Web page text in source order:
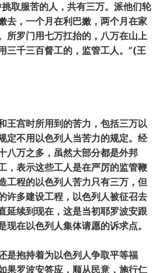
取服苦的人，共有三万。派他们轮
去，一个月在利巴嫩，两个月在家
所罗门用七万扛抬的，八万在山上
三千三百督工的，监管工人。”(王
王宫时所用到的苦力，包括三万以
定不用以色列人当苦力的规定。经
八万之多，虽然大部分都是外邦
，表示这些工人是在严厉的监管鞭
工程的以色列人苦力只有三万，但
许多建设工程，以色列人被征召去
延续到现在，这是当初耶罗波安跟
现在以色列人集体请愿的诉求点。
是抱持着为以色列人争取平等福
果罗波安答应，顺从民意，施行仁